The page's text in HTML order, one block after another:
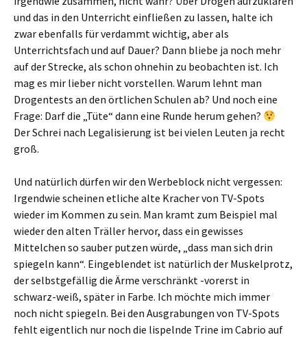
und das in den Unterricht einfließen zu lassen, halte ich
zwar ebenfalls für verdammt wichtig, aber als
Unterrichtsfach und auf Dauer? Dann bliebe ja noch mehr
auf der Strecke, als schon ohnehin zu beobachten ist. Ich
mag es mir lieber nicht vorstellen. Warum lehnt man
Drogentests an den örtlichen Schulen ab? Und noch eine
Frage: Darf die „Tüte“ dann eine Runde herum gehen?
Der Schrei nach Legalisierung ist bei vielen Leuten ja recht
groß.
Und natürlich dürfen wir den Werbeblock nicht vergessen:
Irgendwie scheinen etliche alte Kracher von TV-Spots
wieder im Kommen zu sein. Man kramt zum Beispiel mal
wieder den alten Träller hervor, dass ein gewisses
Mittelchen so sauber putzen würde, „dass man sich drin
spiegeln kann“. Eingeblendet ist natürlich der Muskelprotz,
der selbstgefällig die Ärme verschränkt -vorerst in
schwarz-weiß, später in Farbe. Ich möchte mich immer
noch nicht spiegeln. Bei den Ausgrabungen von TV-Spots
fehlt eigentlich nur noch die lispelnde Trine im Cabrio auf